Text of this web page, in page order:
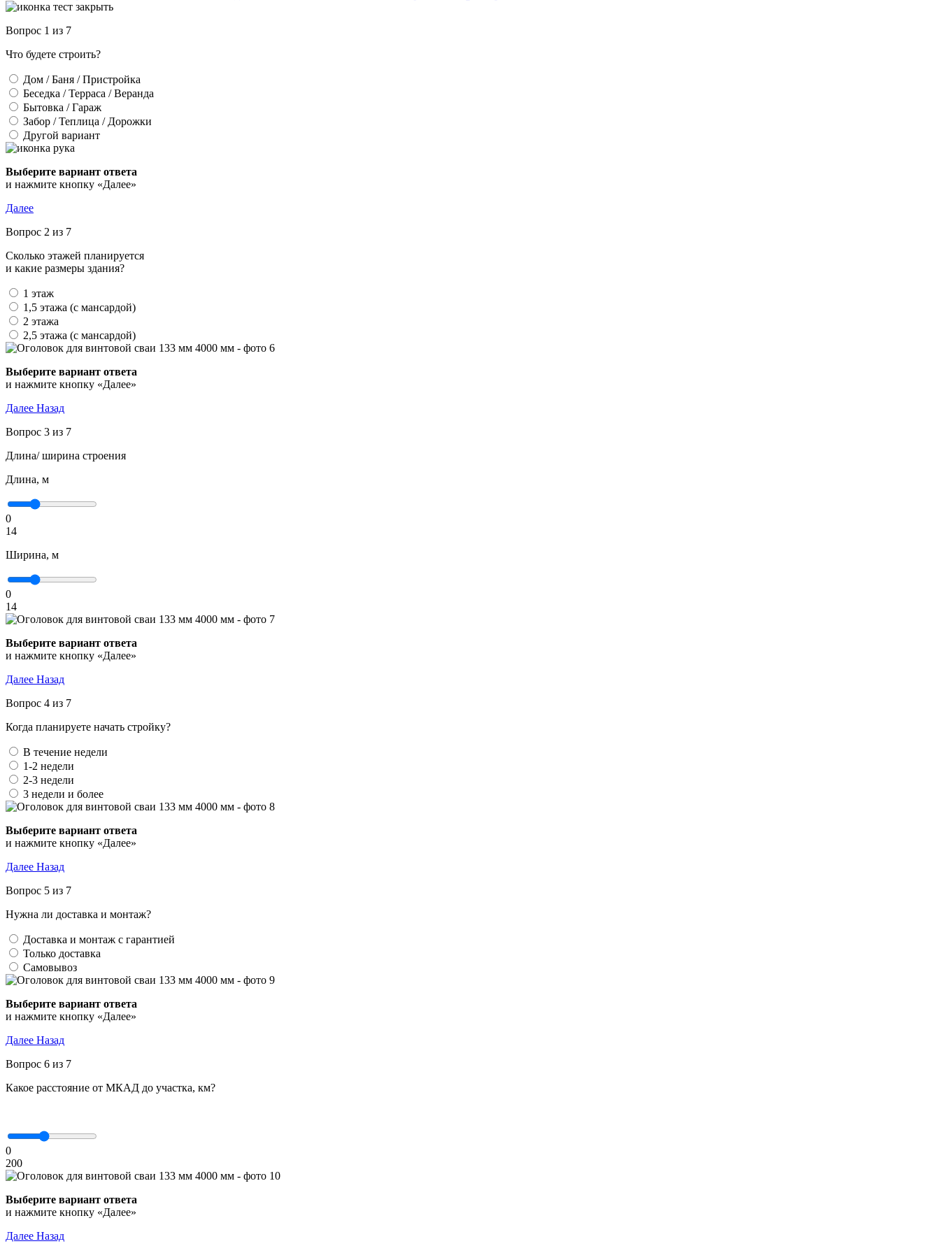
Вопрос 1 из 7
Что будете строить?
Дом / Баня / Пристройка
Беседка / Терраса / Веранда
Бытовка / Гараж
Забор / Теплица / Дорожки
Другой вариант
Выберите вариант ответа
и нажмите кнопку «Далее»
Далее
Вопрос 2 из 7
Сколько этажей планируется
и какие размеры здания?
1 этаж
1,5 этажа (с мансардой)
2 этажа
2,5 этажа (с мансардой)
Выберите вариант ответа
и нажмите кнопку «Далее»
Далее Назад
Вопрос 3 из 7
Длина/ ширина строения
Длина, м
0
14
Ширина, м
0
14
Выберите вариант ответа
и нажмите кнопку «Далее»
Далее Назад
Вопрос 4 из 7
Когда планируете начать стройку?
В течение недели
1-2 недели
2-3 недели
3 недели и более
Выберите вариант ответа
и нажмите кнопку «Далее»
Далее Назад
Вопрос 5 из 7
Нужна ли доставка и монтаж?
Доставка и монтаж с гарантией
Только доставка
Самовывоз
Выберите вариант ответа
и нажмите кнопку «Далее»
Далее Назад
Вопрос 6 из 7
Какое расстояние от МКАД до участка, км?
0
200
Выберите вариант ответа
и нажмите кнопку «Далее»
Далее Назад